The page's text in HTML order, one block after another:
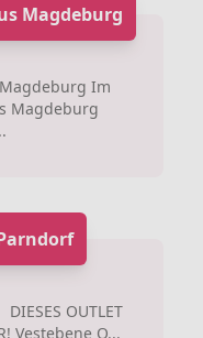
Magdeburg
Im
Magdeburg
OUTLET
Vestebene O...